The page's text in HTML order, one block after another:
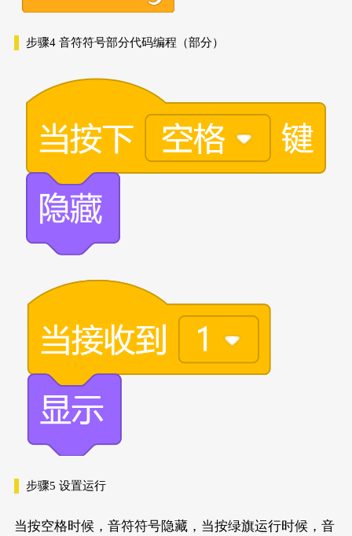
步骤4 音符符号部分代码编程（部分）
步骤5 设置运行
当按空格时候，音符符号隐藏，当按绿旗运行时候，音